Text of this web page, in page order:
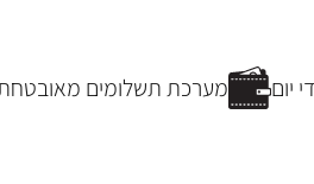
מערכת תשלומים מאובטחת יום